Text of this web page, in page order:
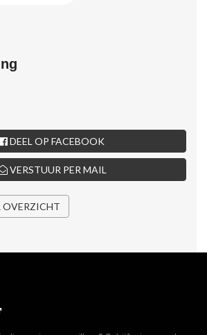
DEEL OP FACEBOOK
VERSTUUR PER MAIL
OVERZICHT